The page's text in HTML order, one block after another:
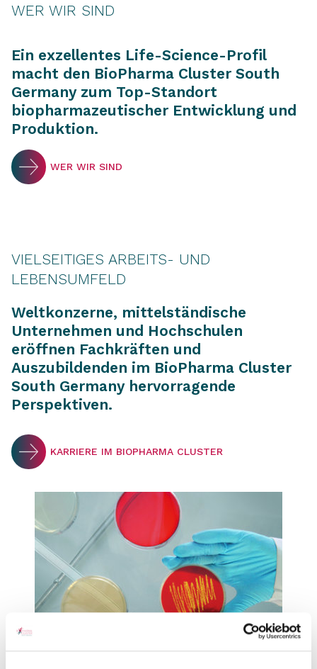
WER WIR SIND
Ein exzellentes Life-Science-Profil
macht den BioPharma Cluster South
Germany zum Top-Standort
biopharmazeutischer Entwicklung und
Produktion.
WER WIR SIND
VIELSEITIGES ARBEITS- UND
LEBENSUMFELD
Weltkonzerne, mittelständische
Unternehmen und Hochschulen
eröffnen Fachkräften und
Auszubildenden im BioPharma Cluster
South Germany hervorragende
Perspektiven.
KARRIERE IM BIOPHARMA CLUSTER